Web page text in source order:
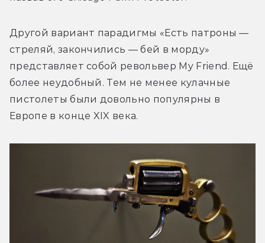
Другой вариант парадигмы «Есть патроны —
стреляй, закончились — бей в морду»
представляет собой револьвер My Friend. Ещё
более неудобный. Тем не менее кулачные
пистолеты были довольно популярны в
Европе в конце XIX века.